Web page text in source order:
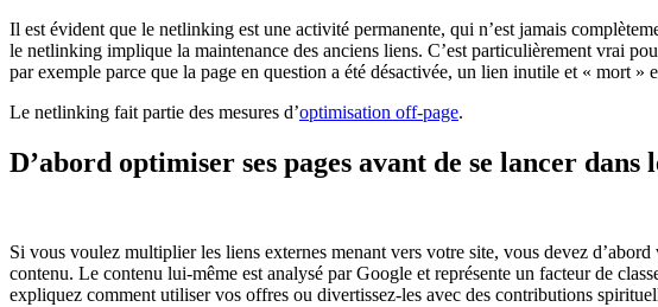
Il est évident que le netlinking est une activité permanente, qui n’est jamais
le netlinking implique la maintenance des anciens liens. C’est particulièrement vrai
par exemple parce que la page en question a été désactivée, un lien inutile et « mort »
Le netlinking fait partie des mesures d’optimisation off-page.
D’abord optimiser ses pages avant de se lancer
Si vous voulez multiplier les liens externes menant vers votre site, vous devez
contenu. Le contenu lui-même est analysé par Google et représente un facteur de
expliquez comment utiliser vos offres ou divertissez-les avec des contributions